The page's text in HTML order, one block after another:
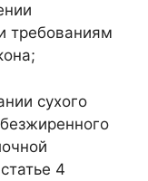
требованиям
сухого
4